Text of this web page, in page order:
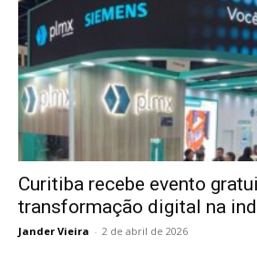
Curitiba recebe evento
transformação digital na
Jander Vieira - 2 de abril de 2026